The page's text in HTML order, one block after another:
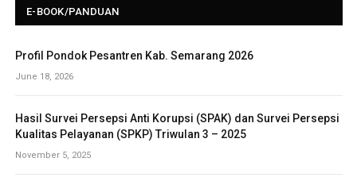
E-BOOK/PANDUAN
Profil Pondok Pesantren Kab. Semarang 2026
June 18, 2026
Hasil Survei Persepsi Anti Korupsi (SPAK) dan Survei Persepsi
Kualitas Pelayanan (SPKP) Triwulan 3 – 2025
November 5, 2025